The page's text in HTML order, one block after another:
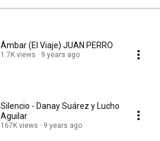
Ámbar (El Viaje) JUAN PERRO
1.7K views 9 years ago
Silencio - Danay Suárez y Lucho
Aguilar
167K views 9 years ago